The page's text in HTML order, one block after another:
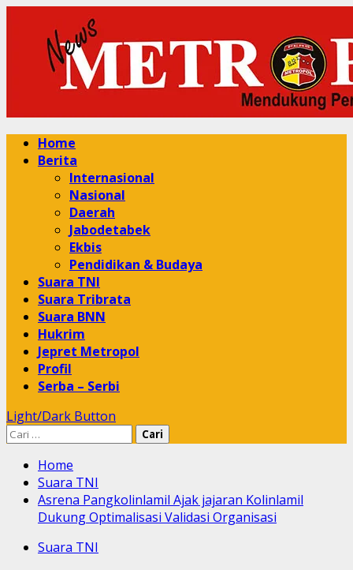
content
Primary
Menu
Home
Berita
Internasional
Nasional
Daerah
Jabodetabek
Ekbis
Pendidikan & Budaya
Suara TNI
Suara Tribrata
Suara BNN
Hukrim
Jepret Metropol
Profil
Serba – Serbi
Light/Dark Button
Cari
Home
Suara TNI
Asrena Pangkolinlamil Ajak jajaran Kolinlamil
Dukung Optimalisasi Validasi Organisasi
Suara TNI